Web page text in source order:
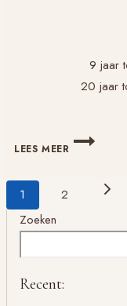
9 jaar
20 jaar
LEES MEER
GABRIELE
MÜNTER,
Paginanavigatie
1 2
Zoeken
Recent: